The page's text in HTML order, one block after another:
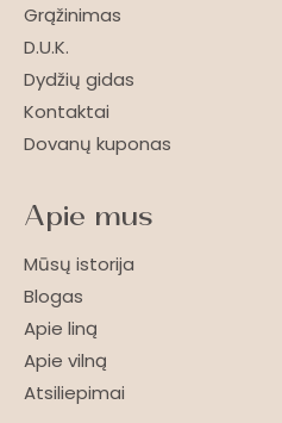
Grąžinimas
D.U.K.
Dydžių gidas
Kontaktai
Dovanų kuponas
Apie mus
Mūsų istorija
Blogas
Apie liną
Apie vilną
Atsiliepimai